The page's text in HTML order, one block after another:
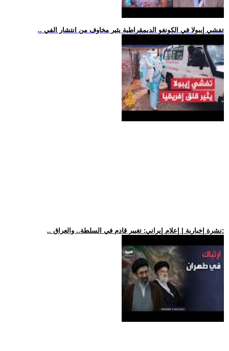
.. تفشي إيبولا في الكونغو الديمقراطية يثير مخاوف من انتشار الفي
.. نشرة إخبارية | إعلام إيراني: تغيير قادم في السلطة.. والعراق: